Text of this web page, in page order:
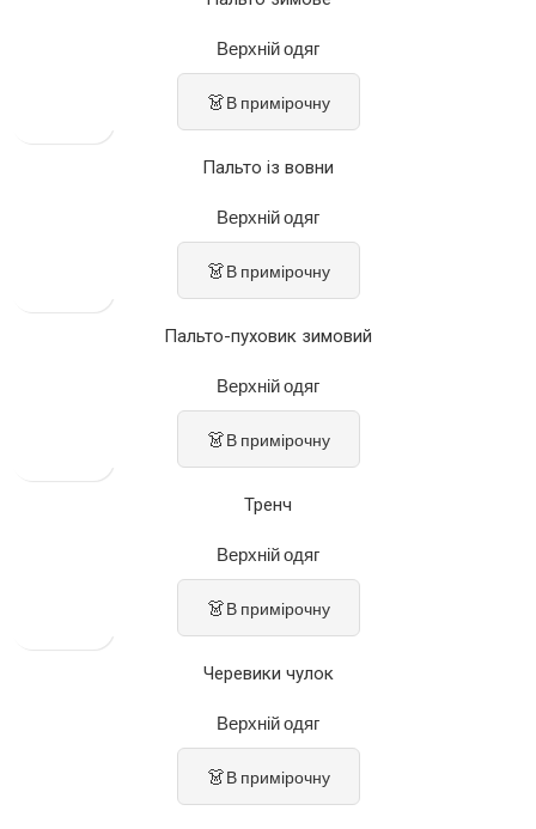
Верхній одяг
👗В примірочну
Пальто із вовни
Верхній одяг
👗В примірочну
Пальто-пуховик зимовий
Верхній одяг
👗В примірочну
Тренч
Верхній одяг
👗В примірочну
Черевики чулок
Верхній одяг
👗В примірочну